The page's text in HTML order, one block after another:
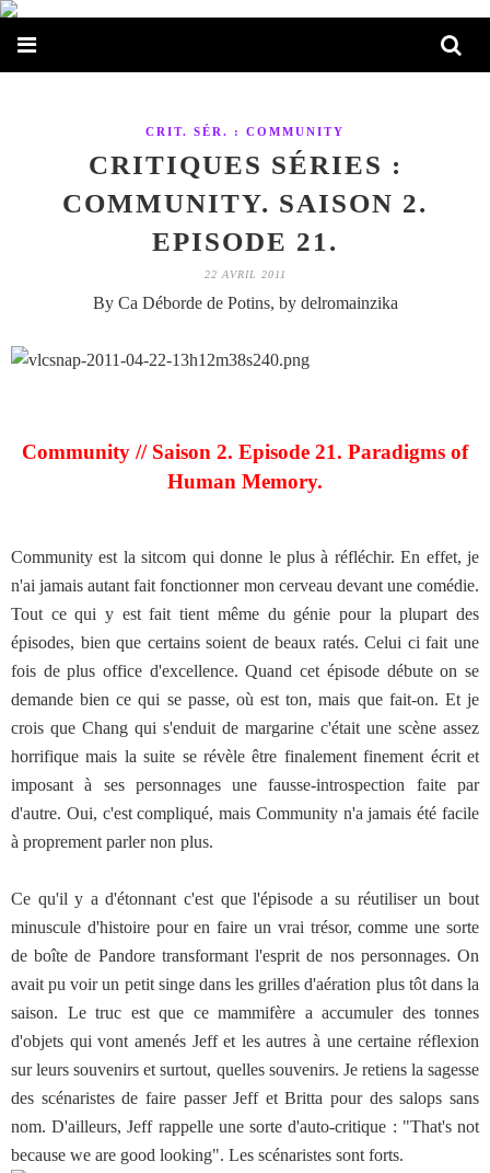
CRIT. SÉR. : COMMUNITY
CRITIQUES SÉRIES :
COMMUNITY. SAISON 2.
EPISODE 21.
22 AVRIL 2011
By Ca Déborde de Potins, by delromainzika
Community // Saison 2. Episode 21. Paradigms of
Human Memory.
Community est la sitcom qui donne le plus à réfléchir. En effet, je
n'ai jamais autant fait fonctionner mon cerveau devant une comédie.
Tout ce qui y est fait tient même du génie pour la plupart des
épisodes, bien que certains soient de beaux ratés. Celui ci fait une
fois de plus office d'excellence. Quand cet épisode débute on se
demande bien ce qui se passe, où est ton, mais que fait-on. Et je
crois que Chang qui s'enduit de margarine c'était une scène assez
horrifique mais la suite se révèle être finalement finement écrit et
imposant à ses personnages une fausse-introspection faite par
d'autre. Oui, c'est compliqué, mais Community n'a jamais été facile
à proprement parler non plus.
Ce qu'il y a d'étonnant c'est que l'épisode a su réutiliser un bout
minuscule d'histoire pour en faire un vrai trésor, comme une sorte
de boîte de Pandore transformant l'esprit de nos personnages. On
avait pu voir un petit singe dans les grilles d'aération plus tôt dans la
saison. Le truc est que ce mammifère a accumuler des tonnes
d'objets qui vont amenés Jeff et les autres à une certaine réflexion
sur leurs souvenirs et surtout, quelles souvenirs. Je retiens la sagesse
des scénaristes de faire passer Jeff et Britta pour des salops sans
nom. D'ailleurs, Jeff rappelle une sorte d'auto-critique : "That's not
because we are good looking". Les scénaristes sont forts.